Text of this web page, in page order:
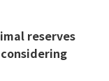
산정할 때 실
필요가 있다.
평가 지표로 주
여 결합 가뭄
바탕으로 미
reserves